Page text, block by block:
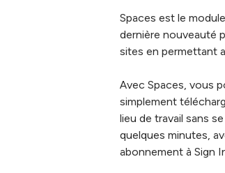
Spaces est le
dernière nouveauté
sites en permettant
Avec Spaces, vous
simplement
lieu de travail sans
quelques minutes,
abonnement à Sign